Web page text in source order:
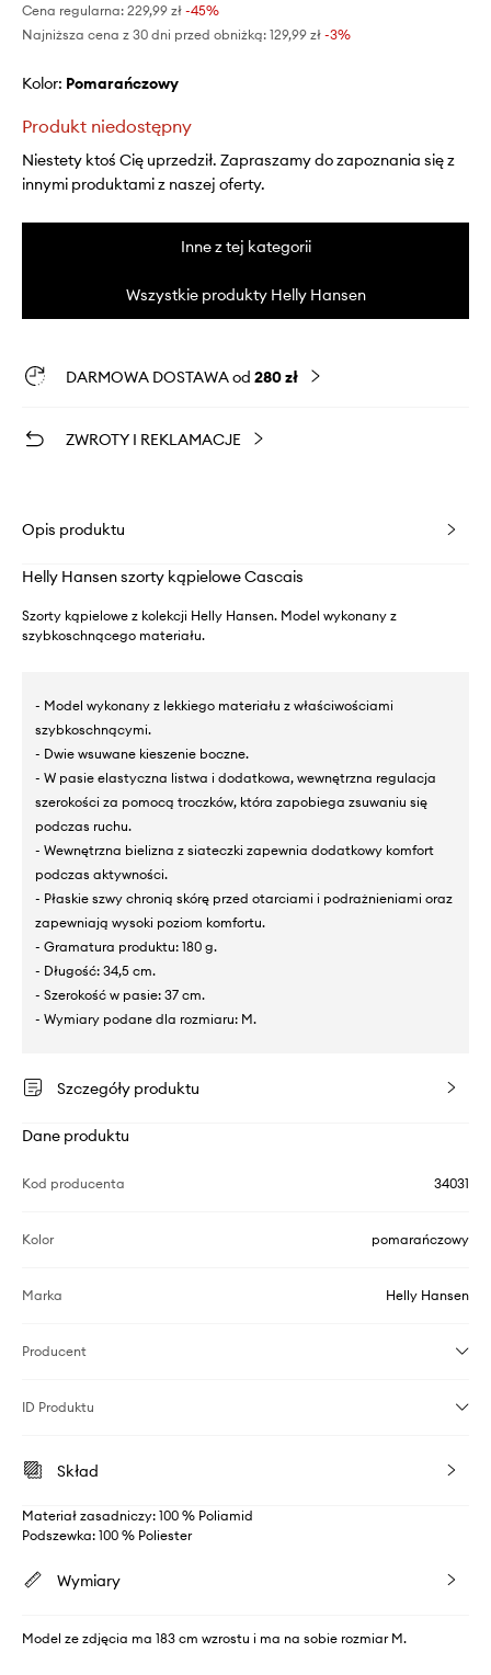
Cena regularna: 229,99 zł -45%
Najniższa cena z 30 dni przed obniżką: 129,99 zł -3%
Kolor: pomarańczowy
Produkt niedostępny
Niestety ktoś Cię uprzedził. Zapraszamy do zapoznania się z
innymi produktami z naszej oferty.
Inne z tej kategorii
Wszystkie produkty Helly Hansen
DARMOWA DOSTAWA od 280 zł
ZWROTY I REKLAMACJE
Opis produktu
Helly Hansen szorty kąpielowe Cascais
Szorty kąpielowe z kolekcji Helly Hansen. Model wykonany z
szybkoschnącego materiału.
- Model wykonany z lekkiego materiału z właściwościami
szybkoschnącymi.
- Dwie wsuwane kieszenie boczne.
- W pasie elastyczna listwa i dodatkowa, wewnętrzna regulacja
szerokości za pomocą troczków, która zapobiega zsuwaniu się
podczas ruchu.
- Wewnętrzna bielizna z siateczki zapewnia dodatkowy komfort
podczas aktywności.
- Płaskie szwy chronią skórę przed otarciami i podrażnieniami oraz
zapewniają wysoki poziom komfortu.
- Gramatura produktu: 180 g.
- Długość: 34,5 cm.
- Szerokość w pasie: 37 cm.
- Wymiary podane dla rozmiaru: M.
Szczegóły produktu
Dane produktu
Kod producenta 34031
Kolor pomarańczowy
Marka Helly Hansen
Producent
ID Produktu
Skład
Materiał zasadniczy: 100 % Poliamid
Podszewka: 100 % Poliester
Wymiary
Model ze zdjęcia ma 183 cm wzrostu i ma na sobie rozmiar M.